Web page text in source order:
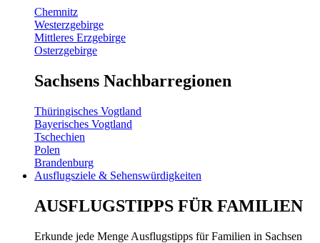
Chemnitz
Westerzgebirge
Mittleres Erzgebirge
Osterzgebirge
Sachsens Nachbarregionen
Thüringisches Vogtland
Bayerisches Vogtland
Tschechien
Polen
Brandenburg
Ausflugsziele & Sehenswürdigkeiten
AUSFLUGSTIPPS FÜR FAMILIEN
Erkunde jede Menge Ausflugstipps für Familien in Sachsen